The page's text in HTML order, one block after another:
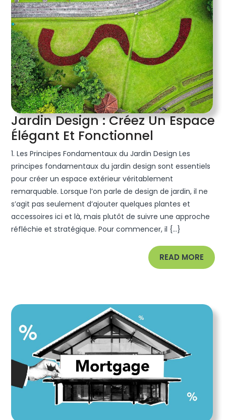
Jardin Design : Créez Un Espace
Élégant Et Fonctionnel
Design
:
Créez
Un
Espace
Élégant
1. Les Principes Fondamentaux du Jardin Design Les
principes fondamentaux du jardin design sont essentiels
pour créer un espace extérieur véritablement
remarquable. Lorsque l’on parle de design de jardin, il ne
s’agit pas seulement d’ajouter quelques plantes et
accessoires ici et là, mais plutôt de suivre une approche
réfléchie et stratégique. Pour commencer, il {...}
READ MORE READ
MORE